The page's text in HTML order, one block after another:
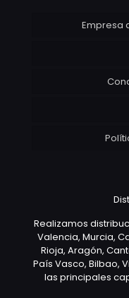
Empresa
Realizamos
Valencia, Murcia,
Rioja, Aragón,
País Vasco, Bilbao,
las principales